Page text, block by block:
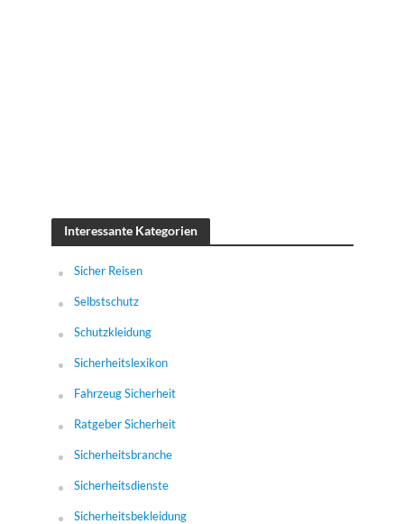
Interessante Kategorien
Sicher Reisen
Selbstschutz
Schutzkleidung
Sicherheitslexikon
Fahrzeug Sicherheit
Ratgeber Sicherheit
Sicherheitsbranche
Sicherheitsdienste
Sicherheitsbekleidung